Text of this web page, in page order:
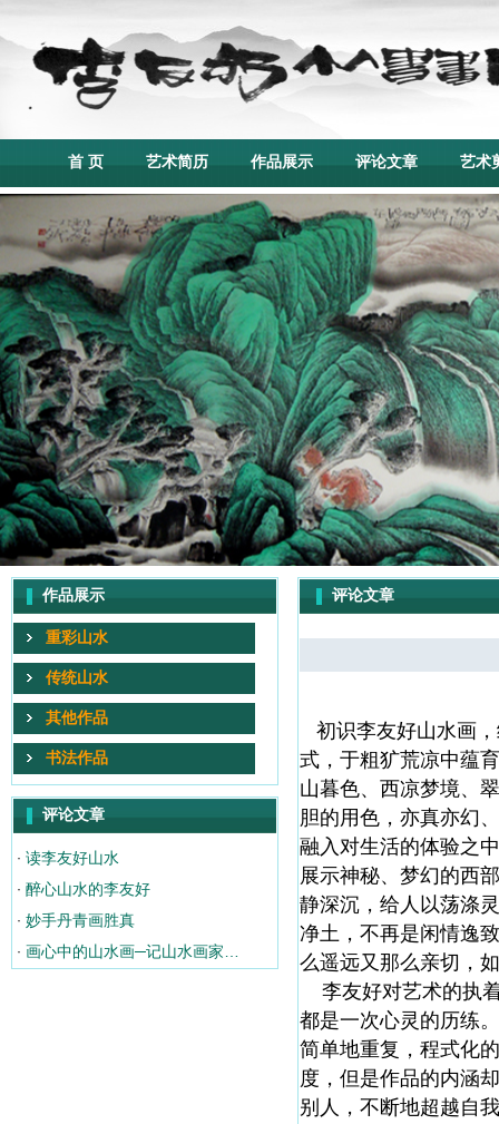
首 页 艺术简历 作品展示 评论文章 艺术
作品展示
重彩山水
传统山水
其他作品
书法作品
评论文章
· 读李友好山水
· 醉心山水的李友好
· 妙手丹青画胜真
· 画心中的山水画─记山水画家…
评论文章
初识李友好山水画
式，于粗犷荒凉中蕴
山暮色、西凉梦境、
胆的用色，亦真亦幻
融入对生活的体验之
展示神秘、梦幻的西
静深沉，给人以荡涤
净土，不再是闲情逸
么遥远又那么亲切，
李友好对艺术的执
都是一次心灵的历练
简单地重复，程式化
度，但是作品的内涵
别人，不断地超越自